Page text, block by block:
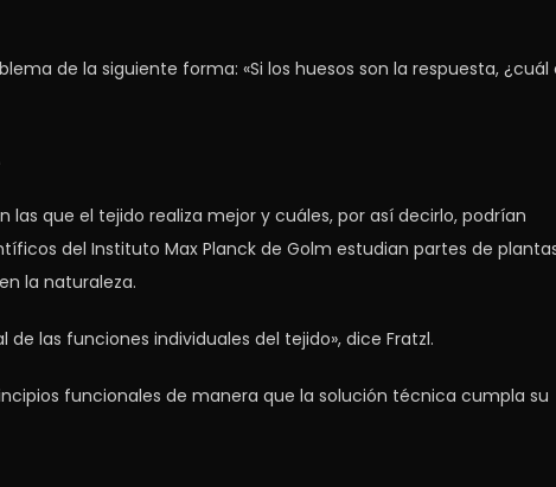
de la siguiente forma: «Si los huesos son la respuesta, ¿cuál
que el tejido realiza mejor y cuáles, por así decirlo, podrían
del Instituto Max Planck de Golm estudian partes de
la naturaleza.
las funciones individuales del tejido», dice Fratzl.
funcionales de manera que la solución técnica cumpla su